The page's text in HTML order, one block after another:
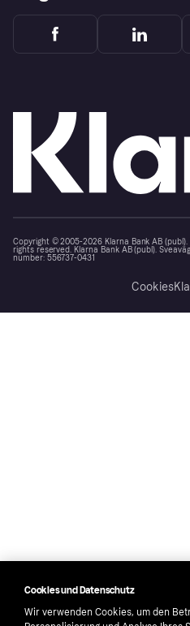
Copyright © 2005-2026 Klarna Bank AB (publ).
rights reserved. Klarna Bank AB (publ).
number: 556737-0431
Cookies
Cookies und Datenschutz
Wir verwenden Cookies, um den